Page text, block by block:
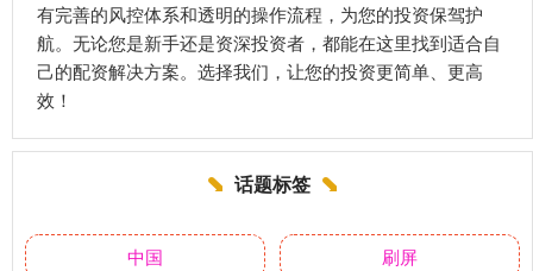
有完善的风控体系和透明的操作流程，为您的投资保驾护
航。无论您是新手还是资深投资者，都能在这里找到适合自
己的配资解决方案。选择我们，让您的投资更简单、更高
效！
话题标签
中国 刷屏